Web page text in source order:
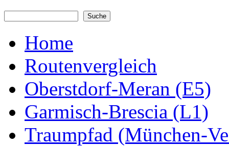
Hauptmenü
Home
Routenvergleich
Oberstdorf-Meran (E5)
Garmisch-Brescia (L1)
Traumpfad (München-